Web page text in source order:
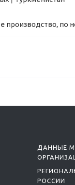
производство, по
ДАННЫЕ
РОССИИ